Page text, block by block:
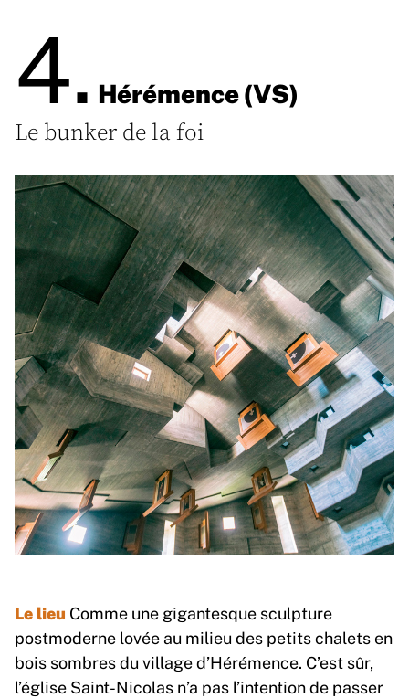
4. Hérémence (VS)
Le bunker de la foi
Le lieu Comme une gigantesque sculpture
postmoderne lovée au milieu des petits chalets en
bois sombres du village d’Hérémence. C’est sûr,
l’église Saint-Nicolas n’a pas l’intention de passer